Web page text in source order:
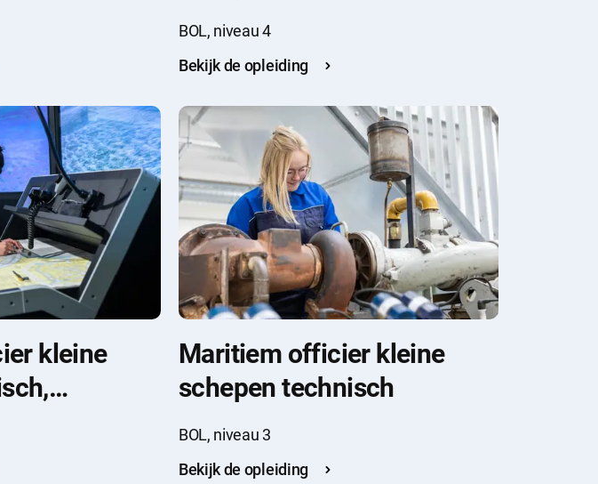
koopvaardij
BOL, niveau 4
Bekijk de opleiding
kleine
Maritiem officier kleine
schepen technisch
BOL, niveau 3
Bekijk de opleiding